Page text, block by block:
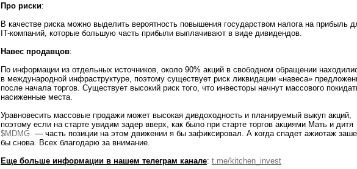
Про риски:
В качестве риска можно выделить вероятность повышения государством налога на прибыль
IT-компаний, которые большую часть прибыли выплачивают в виде дивидендов.
Навес продавцов:
По информации из отдельных источников, около 90% акций в свободном обращении
в международной инфраструктуре, поэтому существует риск ликвидации «навеса»
после начала торгов. Существует высокий риск того, что инвесторы начнут массового
насиженные места.
Уравновесить массовые продажи может высокая дивдоходность и планируемый выкуп акций,
поэтому если на старте увидим задер вверх, как было при старте торгов акциями Мать и дитя
$MDMG — часть позиции на этом движении я бы зафиксировал. А когда спадет ажиотаж
бы снова. Всех благодарю за внимание.
Еще больше информации в нашем телеграм канале: t.me/kitchen_invest